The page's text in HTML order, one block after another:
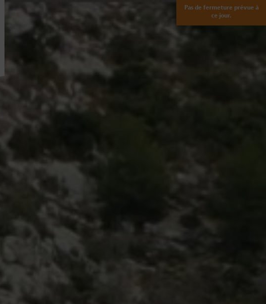
Pas de fermeture prévue à
ce jour.